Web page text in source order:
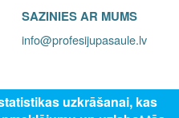
SAZINIES AR MUMS
info@profesijupasaule.lv
uzkrāšanai, kas